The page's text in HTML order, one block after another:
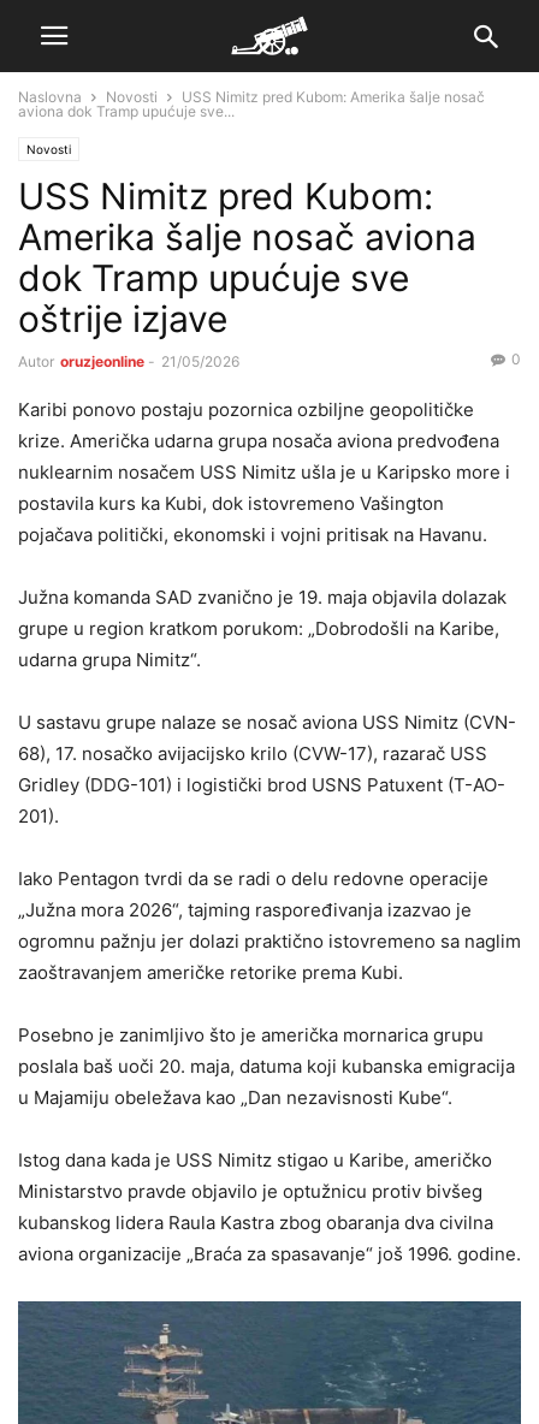
Naslovna Novosti
USS Nimitz pred Kubom: Amerika šalje nosač
aviona dok Tramp upućuje sve...
Novosti
USS Nimitz pred Kubom:
Amerika šalje nosač aviona
dok Tramp upućuje sve
oštrije izjave
Autor oruzjeonline - 21/05/2026 0
Karibi ponovo postaju pozornica ozbiljne geopolitičke
krize. Američka udarna grupa nosača aviona predvođena
nuklearnim nosačem USS Nimitz ušla je u Karipsko more i
postavila kurs ka Kubi, dok istovremeno Vašington
pojačava politički, ekonomski i vojni pritisak na Havanu.
Južna komanda SAD zvanično je 19. maja objavila dolazak
grupe u region kratkom porukom: „Dobrodošli na Karibe,
udarna grupa Nimitz“.
U sastavu grupe nalaze se nosač aviona USS Nimitz (CVN-
68), 17. nosačko avijacijsko krilo (CVW-17), razarač USS
Gridley (DDG-101) i logistički brod USNS Patuxent (T-AO-
201).
Iako Pentagon tvrdi da se radi o delu redovne operacije
„Južna mora 2026“, tajming raspoređivanja izazvao je
ogromnu pažnju jer dolazi praktično istovremeno sa naglim
zaoštravanjem američke retorike prema Kubi.
Posebno je zanimljivo što je američka mornarica grupu
poslala baš uoči 20. maja, datuma koji kubanska emigracija
u Majamiju obeležava kao „Dan nezavisnosti Kube“.
Istog dana kada je USS Nimitz stigao u Karibe, američko
Ministarstvo pravde objavilo je optužnicu protiv bivšeg
kubanskog lidera Raula Kastra zbog obaranja dva civilna
aviona organizacije „Braća za spasavanje“ još 1996. godine.